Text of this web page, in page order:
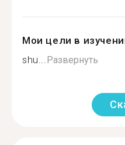
Мои цели в
shu...Развернуть